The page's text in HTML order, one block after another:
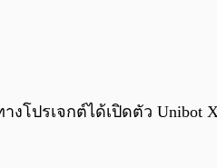
งโปรเจกต์ได้เปิดตัว Unibot